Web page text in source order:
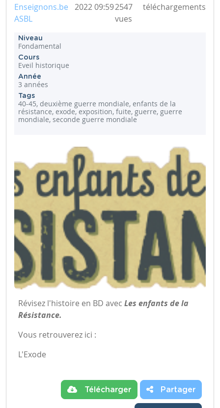
Enseignons.be
ASBL
2022 09:592547
vues
téléchargements
Niveau
Fondamental
Cours
Eveil historique
Année
3 années
Tags
40-45, deuxième guerre mondiale, enfants de la
résistance, exode, exposition, fuite, guerre, guerre
mondiale, seconde guerre mondiale
Révisez l'histoire en BD avec Les enfants de la
Résistance.
Vous retrouverez ici :
L'Exode
Télécharger Partager